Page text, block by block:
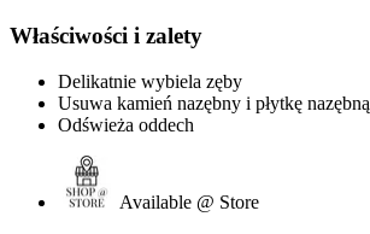
Właściwości i zalety
Delikatnie wybiela zęby
Usuwa kamień nazębny i płytkę nazębną
Odświeża oddech
Available @ Store